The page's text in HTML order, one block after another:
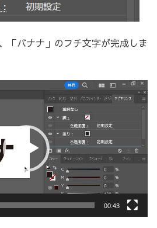
「バナナ」のフチ文字が完成しま
00:43